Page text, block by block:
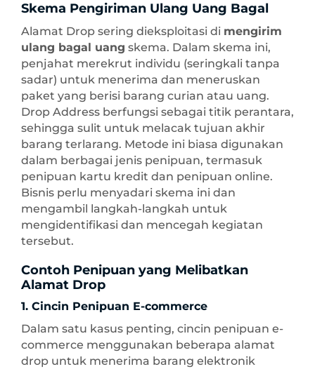
Skema Pengiriman Ulang Uang Bagal
Alamat Drop sering dieksploitasi di mengirim
ulang bagal uang skema. Dalam skema ini,
penjahat merekrut individu (seringkali tanpa
sadar) untuk menerima dan meneruskan
paket yang berisi barang curian atau uang.
Drop Address berfungsi sebagai titik perantara,
sehingga sulit untuk melacak tujuan akhir
barang terlarang. Metode ini biasa digunakan
dalam berbagai jenis penipuan, termasuk
penipuan kartu kredit dan penipuan online.
Bisnis perlu menyadari skema ini dan
mengambil langkah-langkah untuk
mengidentifikasi dan mencegah kegiatan
tersebut.
Contoh Penipuan yang Melibatkan
Alamat Drop
1. Cincin Penipuan E-commerce
Dalam satu kasus penting, cincin penipuan e-
commerce menggunakan beberapa alamat
drop untuk menerima barang elektronik